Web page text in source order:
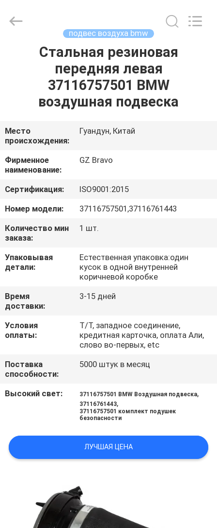
ПРОДУКТЫ
НАС
ПУТЕШЕСТВИЕ
ФАБРИКИ
ПРОВЕРКА
КАЧЕСТВА
СВЯЖИТЕСЬ
МЫ
СПРОСИТЕ
ЦИТАТУ
Copyright
suspensionshock.com.
подвес воздуха bmw
Стальная резиновая
передняя левая
37116757501 BMW
воздушная подвеска
Место
происхождения:
Гуандун, Китай
Фирменное
наименование:
GZ Bravo
Сертификация:
ISO9001:2015
Номер модели:
37116757501,37116761443
Количество мин
заказа:
1 шт.
Упаковывая
детали:
Естественная упаковка:один
кусок в одной внутренней
коричневой коробке
Время
доставки:
3-15 дней
Условия
оплаты:
T/T, западное соединение,
кредитная карточка, оплата Али,
слово во-первых, etc
Поставка
способности:
5000 штук в месяц
Высокий свет: 37116757501 BMW Воздушная подвеска,
37116761443,
37116757501 комплект подушек
безопасности
ЛУЧШАЯ ЦЕНА